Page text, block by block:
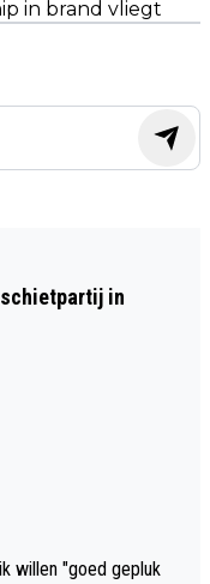
in brand vliegt
in
willen "goed gepluk